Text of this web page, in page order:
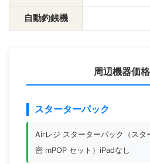
自動釣銭機
周辺機器価
スターターパック
Airレジ スターターパック（スタ
密 mPOP セット）iPadなし